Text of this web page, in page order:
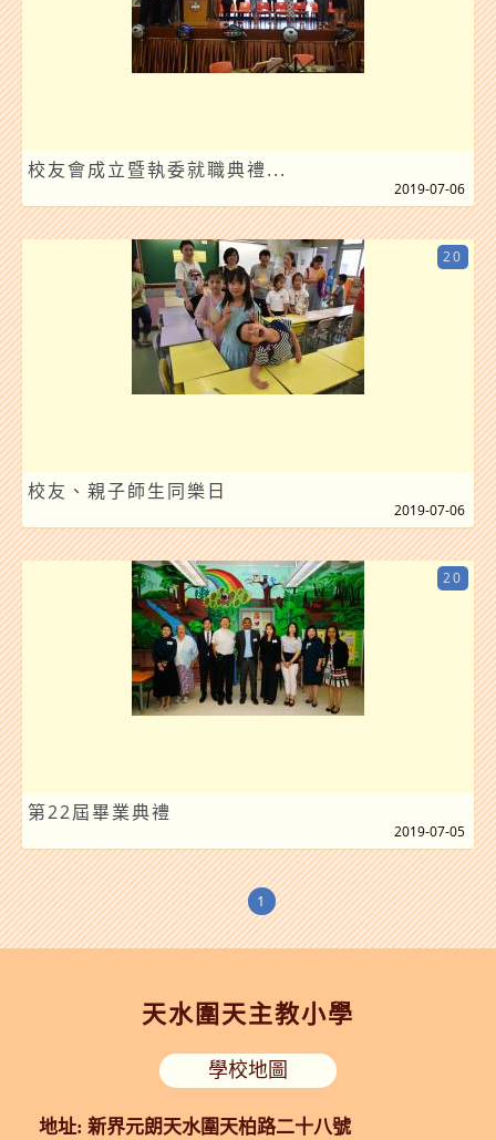
校友會成立暨執委就職典禮...
2019-07-06
校友、親子師生同樂日
20
2019-07-06
第22屆畢業典禮
20
2019-07-05
1
天水圍天主教小學
地址: 新界元朗天水圍天柏路二十八號
學校地圖